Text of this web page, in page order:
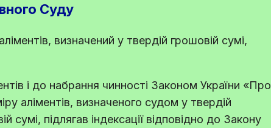
Суду
визначений у твердій грошовій сумі,
і до набрання чинності Законом України «Про
аліментів, визначеного судом у твердій
сумі, підлягав індексації відповідно до Закону